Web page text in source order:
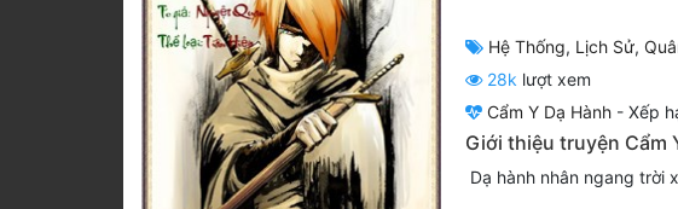
Hệ Thống, Lịch Sử,
28k lượt xem
Cẩm Y Dạ Hành - Xếp
Giới thiệu truyện Cẩm
Dạ hành nhân ngang trời